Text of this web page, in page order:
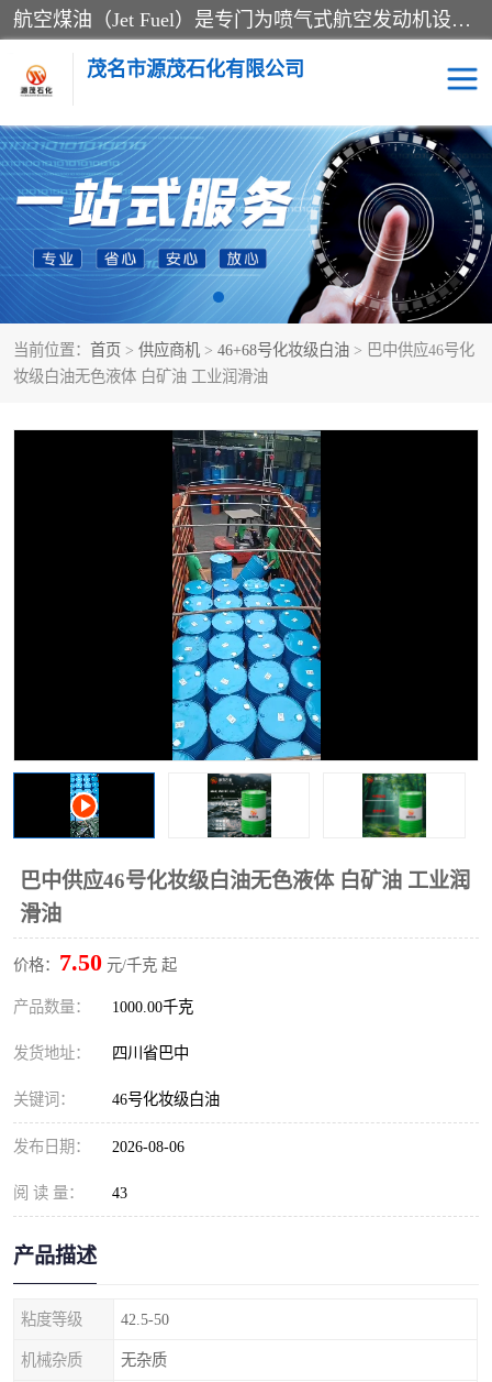
航空煤油（Jet Fuel）是专门为喷气式航空发动机设计的高纯度燃料，主要分为Jet A、Jet A-1和Jet B等类型。其特点是闪点高、低温流动性好，并添加了抗静电剂和抗氧化剂以确保飞行安全。航空煤油需
茂名市源茂石化有限公司
当前位置： 首页 > 供应商机 > 46+68号化妆级白油 > 巴中供应46号化
妆级白油无色液体 白矿油 工业润滑油
巴中供应46号化妆级白油无色液体 白矿油 工业润
滑油
价格： 7.50 元/千克 起
产品数量： 1000.00千克
发货地址： 四川省巴中
关键词： 46号化妆级白油
发布日期： 2026-08-06
阅 读 量： 43
产品描述
粘度等级 42.5-50
机械杂质 无杂质
RP3航空煤油 D20+D30溶剂油
D40+D60溶剂油 D80+D100溶剂油
6号+120号溶剂油 260号溶剂油
异构烷烃 天然乳胶
26+32号化妆级白油 46+68号化妆级白油